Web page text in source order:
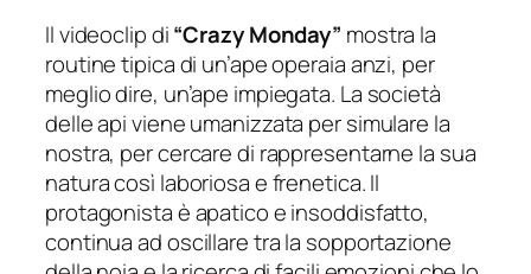
Il videoclip di“Crazy Monday” mostra la
routine tipica di un’ape operaia anzi, per
meglio dire, un’ape impiegata. La società
delle api viene umanizzata per simulare la
nostra, per cercare di rappresentarne la sua
natura così laboriosa e frenetica. Il
protagonista è apatico e insoddisfatto,
continua ad oscillare tra la sopportazione